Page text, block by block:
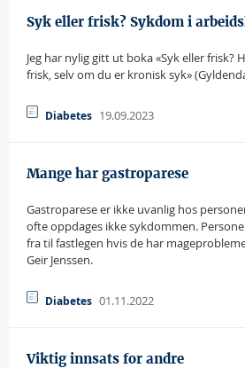
Syk eller frisk? Sykdom i
Jeg har nylig gitt ut boka «Syk eller frisk?
frisk, selv om du er kronisk syk»
Diabetes 19.09.2023
Mange har gastroparese
Gastroparese er ikke uvanlig hos
ofte oppdages ikke sykdommen.
fra til fastlegen hvis de har
Geir Jenssen.
Diabetes 01.11.2022
Viktig innsats for andre